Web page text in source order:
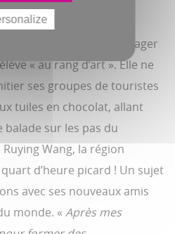
pour elle de départager
« au rang d’art ». Elle ne
ses groupes de touristes
tuiles en chocolat, allant
balade sur les pas du
Wang, la région
d’heure picard ! Un sujet
avec ses nouveaux amis
monde. « Après mes